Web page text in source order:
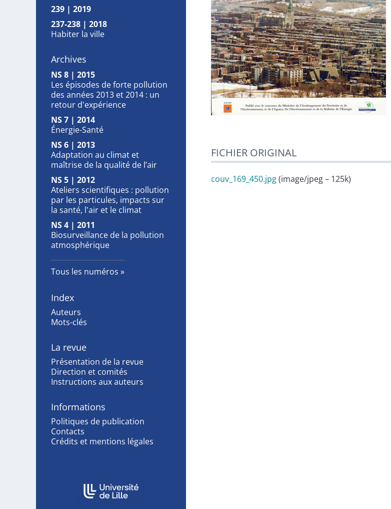
239 | 2019
237-238 | 2018
Habiter la ville
Archives
NS 8 | 2015
Les épisodes de forte pollution
des années 2013 et 2014 : un
retour d'expérience
NS 7 | 2014
Énergie-Santé
NS 6 | 2013
Adaptation au climat et
maîtrise de la qualité de l’air
NS 5 | 2012
Ateliers scientifiques : pollution
par les particules, impacts sur
la santé, l'air et le climat
NS 4 | 2011
Biosurveillance de la pollution
atmosphérique
Tous les numéros
Index
Auteurs
Mots-clés
La revue
Présentation de la revue
Direction et comités
Instructions aux auteurs
Informations
Politiques de publication
Contacts
Crédits et mentions légales
Affiliations/partenaires
FICHIER ORIGINAL
couv_169_450.jpg(image/jpeg – 125k)